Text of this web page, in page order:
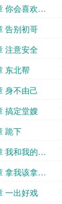
你会喜欢你
告别初哥
注意安全
东北帮
身不由己
搞定堂嫂
跪下
我和我的三
拿我该拿的
一出好戏